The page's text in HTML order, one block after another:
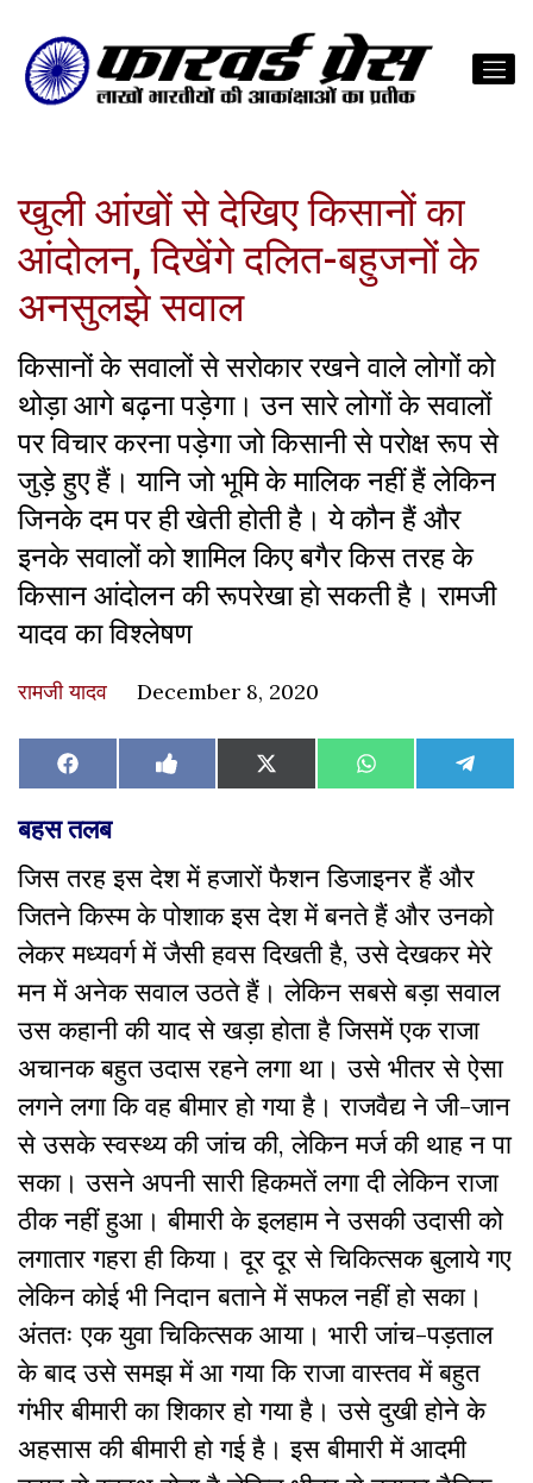
खुली आंखों से देखिए किसानों का
आंदोलन, दिखेंगे दलित-बहुजनों के
अनसुलझे सवाल
किसानों के सवालों से सरोकार रखने वाले लोगों को
थोड़ा आगे बढ़ना पड़ेगा। उन सारे लोगों के सवालों
पर विचार करना पड़ेगा जो किसानी से परोक्ष रूप से
जुड़े हुए हैं। यानि जो भूमि के मालिक नहीं हैं लेकिन
जिनके दम पर ही खेती होती है। ये कौन हैं और
इनके सवालों को शामिल किए बगैर किस तरह के
किसान आंदोलन की रूपरेखा हाे सकती है। रामजी
यादव का विश्लेषण
रामजी यादव December 8, 2020
Share
on
Facebook Share
on
Like
on
Share
on
X
(Twitter)
Share
on
WhatsAppShare
on
बहस तलब
जिस तरह इस देश में हजारों फैशन डिजाइनर हैं और
जितने किस्म के पोशाक इस देश में बनते हैं और उनको
लेकर मध्यवर्ग में जैसी हवस दिखती है, उसे देखकर मेरे
मन में अनेक सवाल उठते हैं। लेकिन सबसे बड़ा सवाल
उस कहानी की याद से खड़ा होता है जिसमें एक राजा
अचानक बहुत उदास रहने लगा था। उसे भीतर से ऐसा
लगने लगा कि वह बीमार हो गया है। राजवैद्य ने जी-जान
से उसके स्वस्थ्य की जांच की, लेकिन मर्ज की थाह न पा
सका। उसने अपनी सारी हिकमतें लगा दी लेकिन राजा
ठीक नहीं हुआ। बीमारी के इलहाम ने उसकी उदासी को
लगातार गहरा ही किया। दूर दूर से चिकित्सक बुलाये गए
लेकिन कोई भी निदान बताने में सफल नहीं हो सका।
अंततः एक युवा चिकित्सक आया। भारी जांच-पड़ताल
के बाद उसे समझ में आ गया कि राजा वास्तव में बहुत
गंभीर बीमारी का शिकार हो गया है। उसे दुखी होने के
अहसास की बीमारी हो गई है। इस बीमारी में आदमी